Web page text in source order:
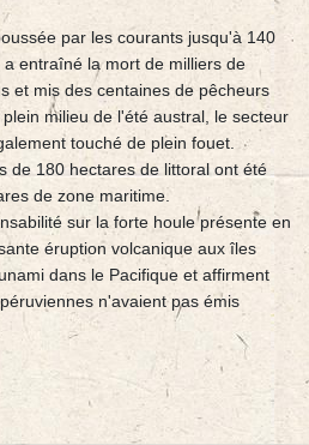
par les courants jusqu'à 140
entraîné la mort de milliers de
et mis des centaines de pêcheurs
milieu de l'été austral, le secteur
touché de plein fouet.
de 180 hectares de littoral ont été
de zone maritime.
sur la forte houle présente en
éruption volcanique aux îles
dans le Pacifique et affirment
n'avaient pas émis